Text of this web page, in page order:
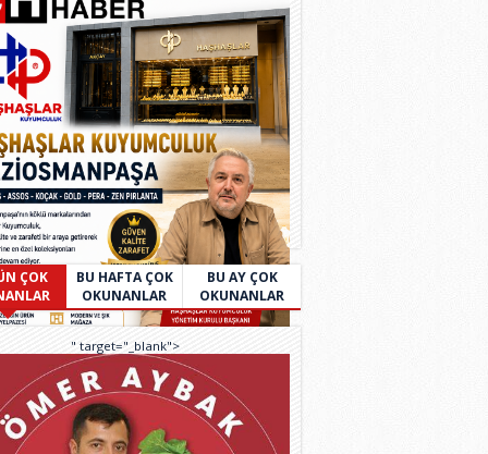
ÇOK
BU HAFTA ÇOK
OKUNANLAR
BU AY ÇOK
OKUNANLAR
" target="_blank">